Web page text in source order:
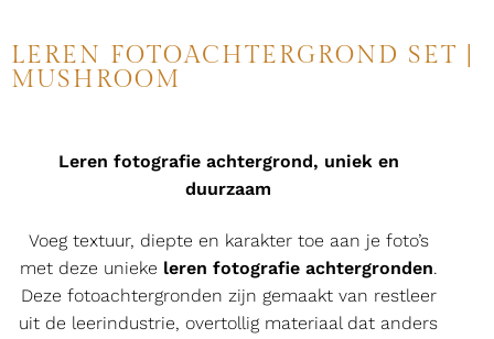
LEREN FOTOACHTERGROND SET |
MUSHROOM
Leren fotografie achtergrond, uniek en
duurzaam
Voeg textuur, diepte en karakter toe aan je foto’s
met deze unieke leren fotografie achtergronden.
Deze fotoachtergronden zijn gemaakt van restleer
uit de leerindustrie, overtollig materiaal dat anders